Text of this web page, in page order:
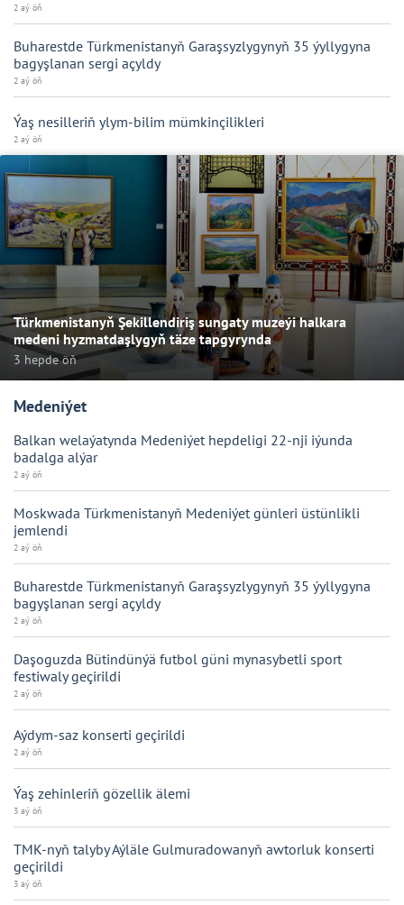
2 aý öň
Buharestde Türkmenistanyň Garaşsyzlygynyň 35 ýyllygyna
bagyşlanan sergi açyldy
2 aý öň
Ýaş nesilleriň ylym-bilim mümkinçilikleri
2 aý öň
Türkmenistanyň Şekillendiriş sungaty muzeýi halkara
medeni hyzmatdaşlygyň täze tapgyrynda
3 hepde öň
Medeniýet
Balkan welaýatynda Medeniýet hepdeligi 22-nji iýunda
badalga alýar
2 aý öň
Moskwada Türkmenistanyň Medeniýet günleri üstünlikli
jemlendi
2 aý öň
Buharestde Türkmenistanyň Garaşsyzlygynyň 35 ýyllygyna
bagyşlanan sergi açyldy
2 aý öň
Daşoguzda Bütindünýä futbol güni mynasybetli sport
festiwaly geçirildi
2 aý öň
Aýdym-saz konserti geçirildi
2 aý öň
Ýaş zehinleriň gözellik älemi
3 aý öň
TMK-nyň talyby Aýläle Gulmuradowanyň awtorluk konserti
geçirildi
3 aý öň